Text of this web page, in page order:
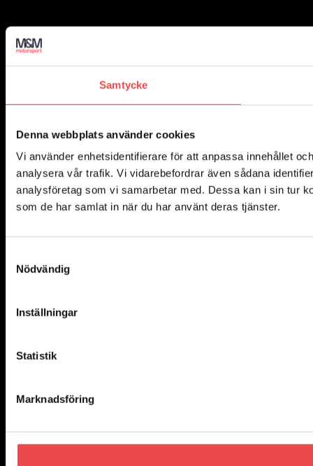
Samtycke
Denna webbplats använder cookies
Vi använder enhetsidentifierare för att anpassa innehållet
analysera vår trafik. Vi vidarebefordrar även sådana
analysföretag som vi samarbetar med. Dessa kan i sin tur
som de har samlat in när du har använt deras tjänster.
Nödvändig
Inställningar
Statistik
Marknadsföring